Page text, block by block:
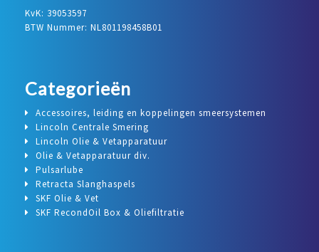
KvK: 39053597
BTW Nummer: NL801198458B01
Categorieën
Accessoires, leiding en koppelingen smeersystemen
Lincoln Centrale Smering
Lincoln Olie & Vetapparatuur
Olie & Vetapparatuur div.
Pulsarlube
Retracta Slanghaspels
SKF Olie & Vet
SKF RecondOil Box & Oliefiltratie